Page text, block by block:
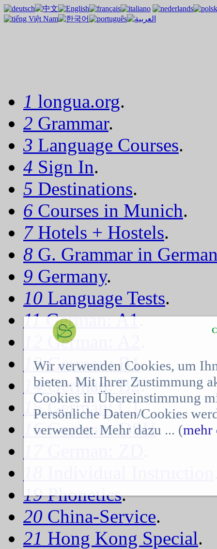
1 longua.org.
2 Grammar.
3 Language Courses.
4 Sign In.
5 Destinations.
6 Courses in Munich.
7 Hotels + Hostels.
8 G. Grammar in
9 Germany.
10 Language Tests.
11German: A1.
German: A2
13German: B1.
14German: B2.
15German: C1.
16German: DSH.
19Phonetics.
20 China-Service.
21 Hong Kong Special.
Wir verwenden Cookies, um
bieten. Mit Ihrer Zustimmung
Cookies in Übereinstimmung
Persönliche Daten/Cookies
verwendet. Mehr dazu ... (mehr